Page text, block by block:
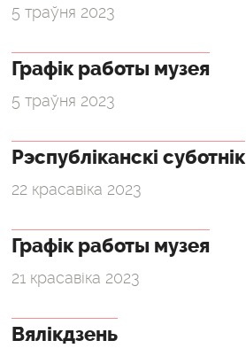
5 траўня 2023
Графік работы музея
5 траўня 2023
Рэспубліканскі суботнік
22 красавіка 2023
Графік работы музея
21 красавіка 2023
Вялікдзень